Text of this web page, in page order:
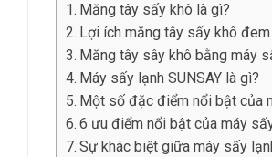
Măng tây sấy khô là gì?
Lợi ích măng tây sấy khô
Măng tây sây khô bằng máy
Máy sấy lạnh SUNSAY là gì?
Một số đặc điểm nổi bật của
6 ưu điểm nổi bật của máy
Sự khác biệt giữa máy sấy